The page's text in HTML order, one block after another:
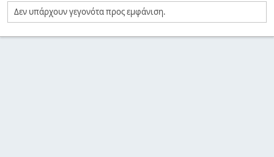
Δεν υπάρχουν γεγονότα προς εμφάνιση.